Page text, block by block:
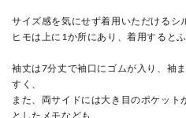
サイズ感を気にせず着用いただけるシ
ヒモは上に1か所にあり、着用すると
袖丈は7分丈で袖口にゴムが入り、袖
すく、
また、両サイドには大き目のポケッ
としたメモなども